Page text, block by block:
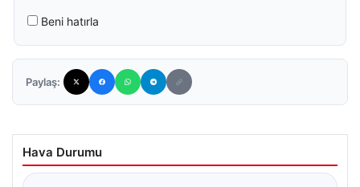
Beni hatırla
Paylaş:
Hava Durumu